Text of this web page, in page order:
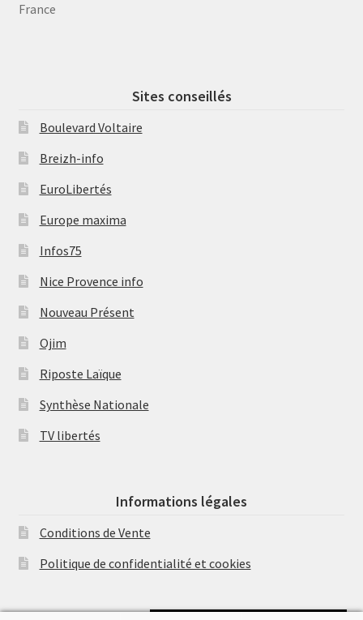
France
Sites conseillés
Boulevard Voltaire
Breizh-info
EuroLibertés
Europe maxima
Infos75
Nice Provence info
Nouveau Présent
Ojim
Riposte Laïque
Synthèse Nationale
TV libertés
Informations légales
Conditions de Vente
Politique de confidentialité et cookies